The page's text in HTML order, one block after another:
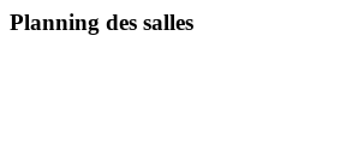
Planning des salles